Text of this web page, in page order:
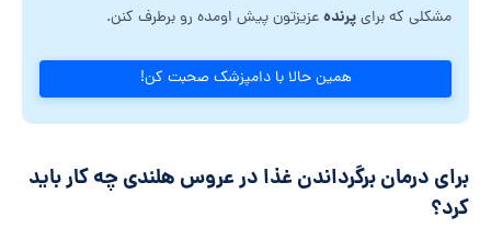
مشکلی که برایپرندهعزیزتون پیش اومده رو برطرف کنن.
همین حالا با دامپزشک صحبت کن!
برای درمان برگرداندن غذا در عروس هلندی چه کار باید
کرد؟